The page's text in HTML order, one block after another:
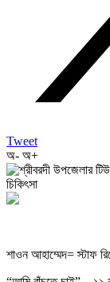
Tweet
অ- অ+
শাওন আহাম্মেদ= স্টাফ